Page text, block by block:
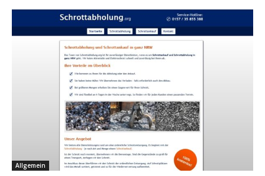
Allgemein